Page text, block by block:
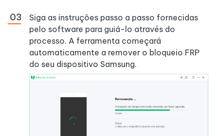
Siga as instruções passo a passo fornecidas
pelo software para guiá-lo através do
processo. A ferramenta começará
automaticamente a remover o bloqueio FRP
do seu dispositivo Samsung.